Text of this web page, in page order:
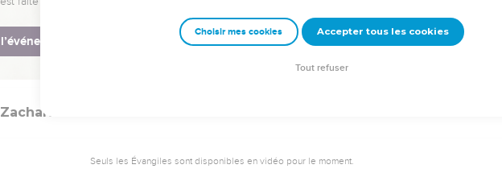
כִּ֥י מַה־טּוּב֖וֹ וּמַה־יָפְי֑וֹ דָּגָן֙ בַּֽחוּרִ֔ים וְתִיר֖וֹשׁ יְנוֹבֵ֥ב בְּתֻלֽוֹת׃
Hébreu : © Westminster Leningrad Codex - tanach.us --- Grec : © 2010 by the Society of Biblical Literature and
Zacharie
Seuls les Évangiles sont disponibles en vidéo pour le moment.
Choisir mes cookies Accepter tous les cookies
Tout refuser